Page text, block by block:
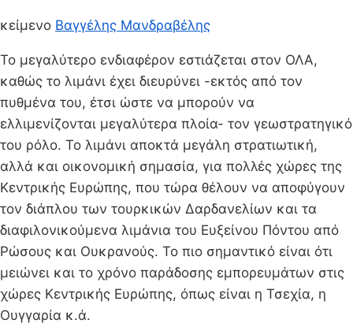
κείμενο Βαγγέλης Μανδραβέλης
Το μεγαλύτερο ενδιαφέρον εστιάζεται στον ΟΛΑ,
καθώς το λιμάνι έχει διευρύνει -εκτός από τον
πυθμένα του, έτσι ώστε να μπορούν να
ελλιμενίζονται μεγαλύτερα πλοία- τον γεωστρατηγικό
του ρόλο. Το λιμάνι αποκτά μεγάλη στρατιωτική,
αλλά και οικονομική σημασία, για πολλές χώρες της
Κεντρικής Ευρώπης, που τώρα θέλουν να αποφύγουν
τον διάπλου των τουρκικών Δαρδανελίων και τα
διαφιλονικούμενα λιμάνια του Ευξείνου Πόντου από
Ρώσους και Ουκρανούς. Το πιο σημαντικό είναι ότι
μειώνει και το χρόνο παράδοσης εμπορευμάτων στις
χώρες Κεντρικής Ευρώπης, όπως είναι η Τσεχία, η
Ουγγαρία κ.ά.